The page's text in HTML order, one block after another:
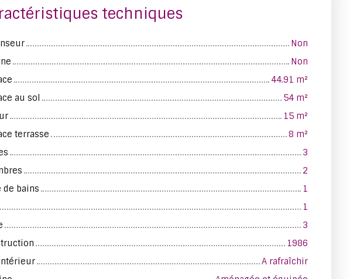
techniques
Non
Non
44.91 m²
au sol
54 m²
15 m²
terrasse
8 m²
3
2
de bains
1
1
3
1986
A rafraîchir